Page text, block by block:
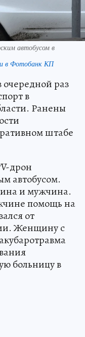
автобусом в
в Фотобанк КП
раз
в
Ранены
штабе
дрон
автобусом.
и мужчина.
помощь на
от
Женщину с
больницу в